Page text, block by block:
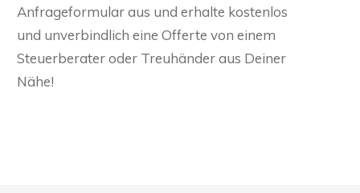
Anfrageformular aus und erhalte kostenlos
und unverbindlich eine Offerte von einem
Steuerberater oder Treuhänder aus Deiner
Nähe!